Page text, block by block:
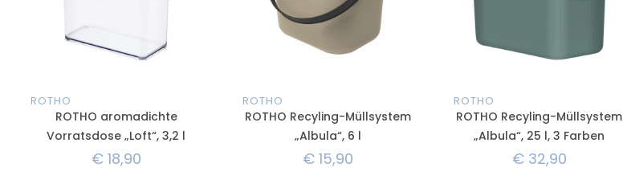
ROTHO
ROTHO aromadichte
Vorratsdose „Loft“, 3,2 l
€18,90
ROTHO
ROTHO Recyling-Müllsystem
„Albula“, 6 l
€15,90
ROTHO
ROTHO Recyling-Müllsystem
„Albula“, 25 l, 3 Farben
€32,90